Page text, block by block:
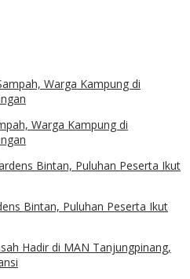
Warga Kampung di
Bintan, Puluhan Peserta Ikut